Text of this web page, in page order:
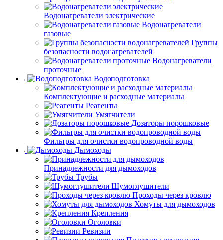
Водонагреватели электрические
Водонагреватели
газовые
Группы
безопасности водонагревателей
Водонагреватели
проточные
Водоподготовка
Комплектующие и расходные материалы
Реагенты
Умягчители
Дозаторы порошковые
Фильтры для очистки водопроводной воды
Дымоходы
Принадлежности для дымоходов
Трубы
Шумоглушители
Проходы через кровлю
Хомуты для дымоходов
Крепления
Оголовки
Ревизии